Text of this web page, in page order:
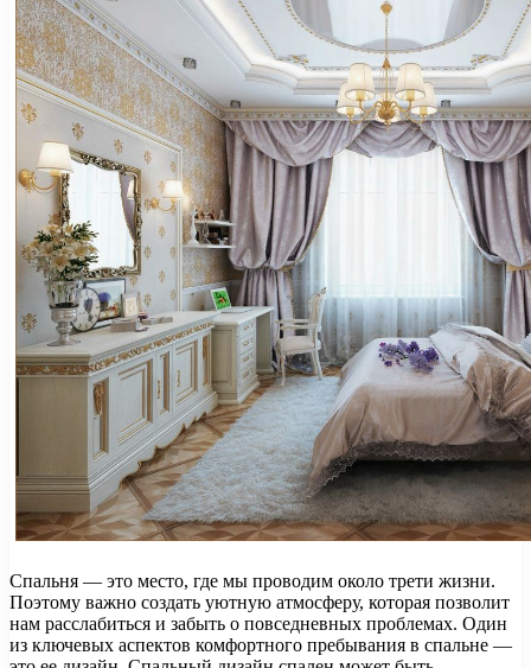
Спальня — это место, где мы проводим около трети жизни.
Поэтому важно создать уютную атмосферу, которая позволит
нам расслабиться и забыть о повседневных проблемах. Один
из ключевых аспектов комфортного пребывания в спальне —